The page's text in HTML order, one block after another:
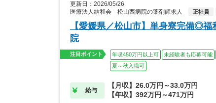
更新日：2026/05/26
医療法人結和会 松山西病院の薬剤師求人
正社員
【愛媛県／松山市】単身寮完備◎
院
注目ポイント 年収450万円以上可 未経験者も応募可能
夏～秋入職可
給与
【月収】26.0万円～33.0万円
【年収】392万円～471万円